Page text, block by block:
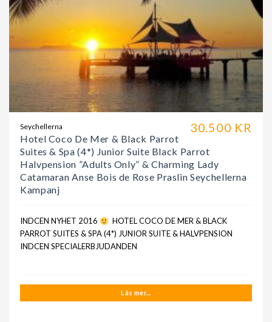
30.500 KR
Seychellerna
Hotel Coco De Mer & Black Parrot
Suites & Spa (4*) Junior Suite Black Parrot
Halvpension ”Adults Only” & Charming Lady
Catamaran Anse Bois de Rose Praslin Seychellerna
Kampanj
INDCEN NYHET 2016
HOTEL COCO DE MER & BLACK
PARROT SUITES & SPA (4*) JUNIOR SUITE & HALVPENSION
INDCEN SPECIALERBJUDANDEN
Läs mer...